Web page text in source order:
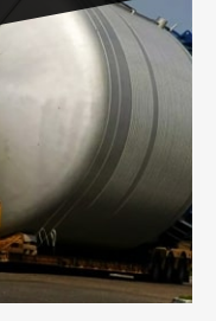
грузов
разрешения на
поможет вам
негабаритные
и
оптимальный